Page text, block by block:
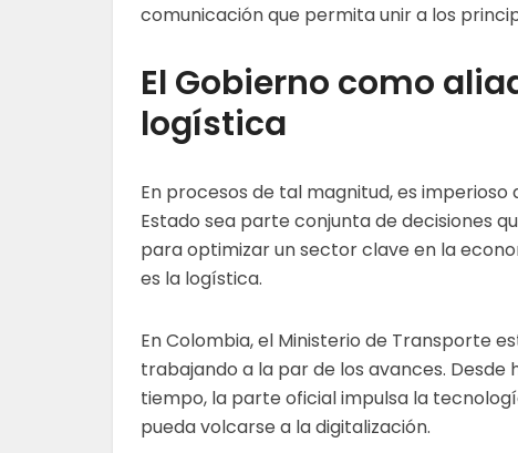
comunicación que permita unir a los
El Gobierno como
logística
En procesos de tal magnitud, es imperioso
Estado sea parte conjunta de decisiones
para optimizar un sector clave en la
es la logística.
En Colombia, el Ministerio de Transporte
trabajando a la par de los avances. Desde
tiempo, la parte oficial impulsa la
pueda volcarse a la digitalización.